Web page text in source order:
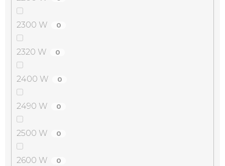
2300 W 0
2320 W 0
2400 W 0
2490 W 0
2500 W 0
2600 W 0